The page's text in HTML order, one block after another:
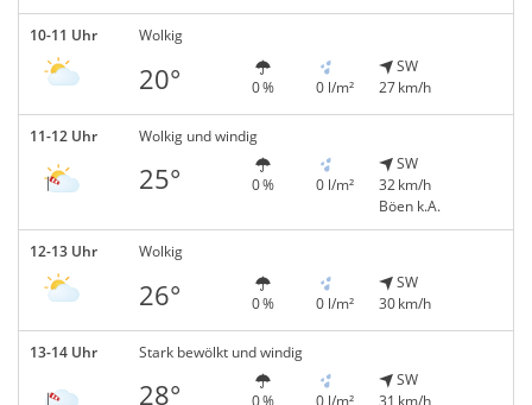
10-11 Uhr Wolkig
20° 0 % 0 l/m²
SW
27 km/h
11-12 Uhr Wolkig und windig
25° 0 % 0 l/m²
SW
32 km/h
Böen k.A.
12-13 Uhr Wolkig
26° 0 % 0 l/m²
SW
30 km/h
13-14 Uhr Stark bewölkt und windig
28° 0 % 0 l/m²
SW
31 km/h